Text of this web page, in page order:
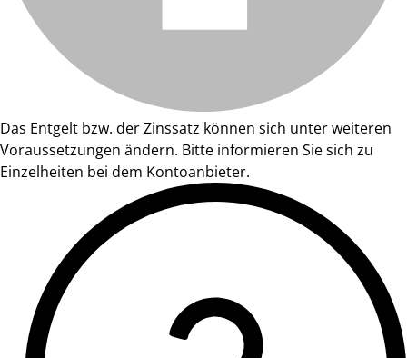
Das Entgelt bzw. der Zinssatz können sich unter weiteren
Voraussetzungen ändern. Bitte informieren Sie sich zu
Einzelheiten bei dem Kontoanbieter.